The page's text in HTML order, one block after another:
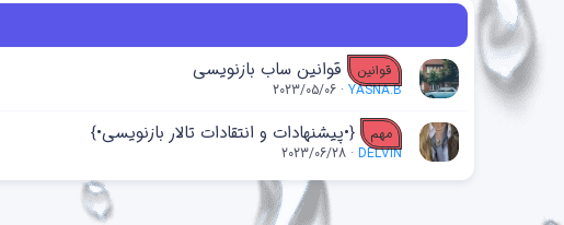
قوانین قوانین ساب بازنویسی
YASNA.B
2023/05/06
مهم {•پیشنهادات و انتقادات تالار بازنویسی•}
DELVIN
2023/06/28